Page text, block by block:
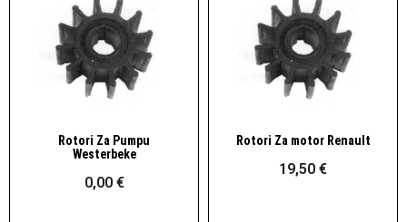
Brzi pogled
Rotori Za Pumpu
Westerbeke
0,00 €
Brzi pogled
Rotori Za motor Renault
19,50 €